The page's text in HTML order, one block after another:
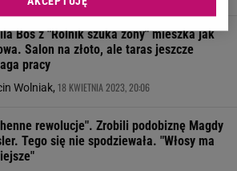
Boś z "Rolnik szuka żony" mieszka jak
Salon na złoto, ale taras jeszcze
pracy
Wolniak, 18 KWIETNIA 2023, 20:06
rewolucje". Zrobili podobiznę Magdy
Tego się nie spodziewała. "Włosy ma